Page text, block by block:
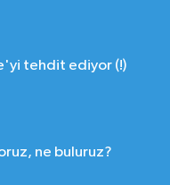
tehdit ediyor (!)
ne buluruz?